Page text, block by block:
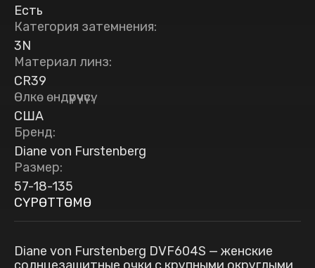
Есть
Категория затемнения:
3N
Материал линз:
CR39
Өлкө өндүрүүчүсү:
США
Бренд:
Diane von Furstenberg
Размер:
57-18-135
СҮРӨТТӨМӨ
Diane von Furstenberg DVF604S — женские